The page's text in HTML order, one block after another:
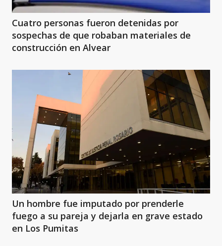
Cuatro personas fueron detenidas por
sospechas de que robaban materiales de
construcción en Alvear
Un hombre fue imputado por prenderle
fuego a su pareja y dejarla en grave estado
en Los Pumitas